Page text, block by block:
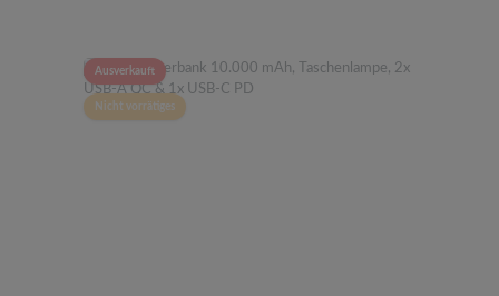
Ausverkauft
Nicht vorrätiges